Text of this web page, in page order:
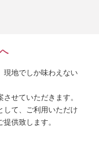
でしか味わえない
せていただきます。
して、ご利用いただけ
供致します。